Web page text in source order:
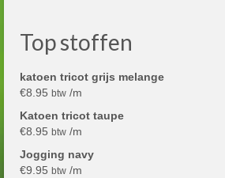
Top stoffen
katoen tricot grijs melange
€8.95 btw /m
Katoen tricot taupe
€8.95 btw /m
Jogging navy
€9.95 btw /m